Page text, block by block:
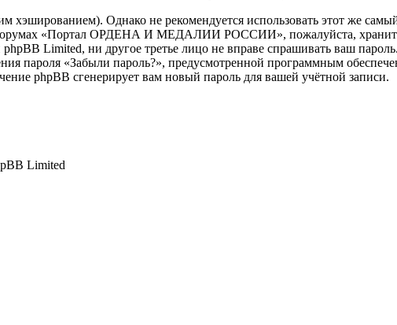
Однако не рекомендуется использовать этот же
«Портал ОРДЕНА И МЕДАЛИИ РОССИИ», пожалуйста, храните
ни другое третье лицо не вправе спрашивать ваш пароль.
пароля «Забыли пароль?», предусмотренной программным
phpBB сгенерирует вам новый пароль для вашей учётной записи.
Limited